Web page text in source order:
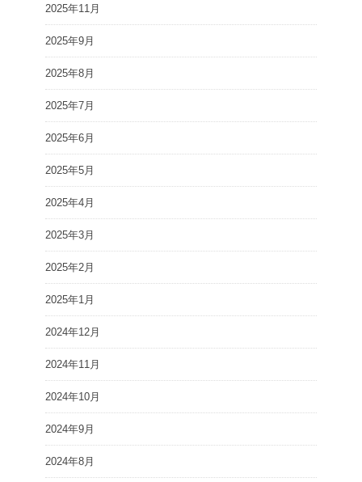
2025年11月
2025年9月
2025年8月
2025年7月
2025年6月
2025年5月
2025年4月
2025年3月
2025年2月
2025年1月
2024年12月
2024年11月
2024年10月
2024年9月
2024年8月